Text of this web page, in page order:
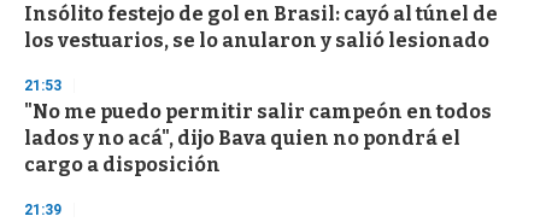
Insólito festejo de gol en Brasil: cayó al túnel de
los vestuarios, se lo anularon y salió lesionado
21:53
"No me puedo permitir salir campeón en todos
lados y no acá", dijo Bava quien no pondrá el
cargo a disposición
21:39